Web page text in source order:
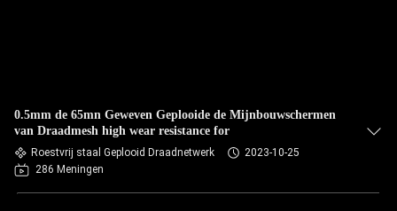
0.5mm de 65mn Geweven Geplooide de Mijnbouwschermen
van Draadmesh high wear resistance for
Roestvrij staal Geplooid Draadnetwerk
2023-10-25
286 Meningen